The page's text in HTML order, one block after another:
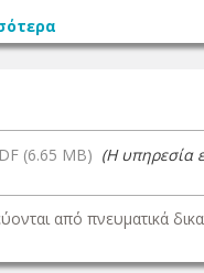
(6.65 MB) (Η υπηρεσία
από πνευματικά